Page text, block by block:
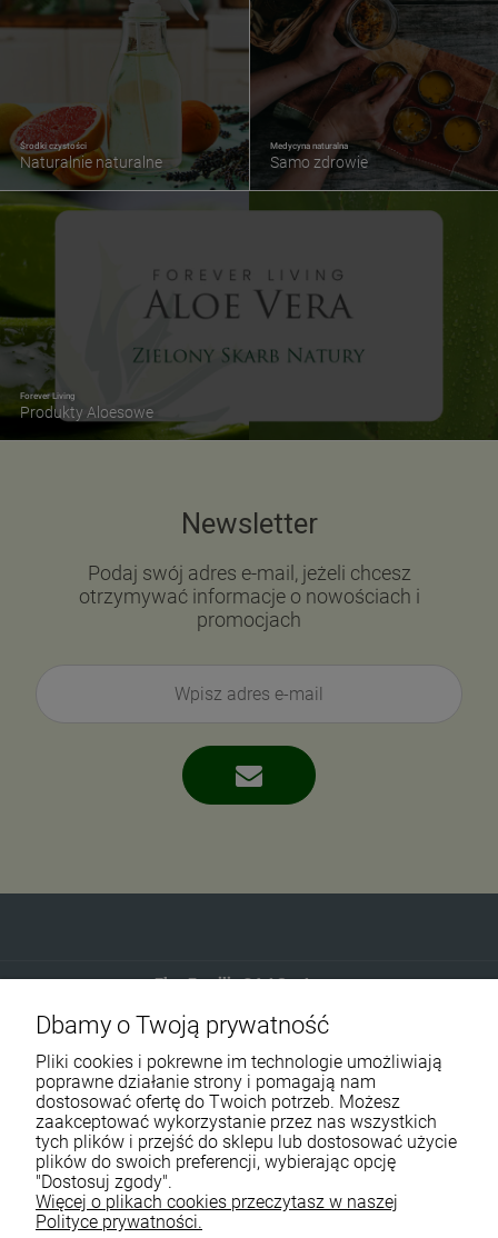
Forever Living
Produkty Aloesowe
Środki czystości
Naturalnie naturalne
Medycyna naturalna
Samo zdrowie
Newsletter
Podaj swój adres e-mail, jeżeli chcesz
otrzymywać informacje o nowościach i
promocjach
Eko-Familia GAJ Sp.Jawna
Gdańska 60
90-616 Łódź
790 727 174
sklep@eko-familia.pl
Informacje o sklepie
Zasubskrybuj nasz newsletter
Dbamy o Twoją prywatność
Pliki cookies i pokrewne im technologie umożliwiają
poprawne działanie strony i pomagają nam
dostosować ofertę do Twoich potrzeb. Możesz
zaakceptować wykorzystanie przez nas wszystkich
tych plików i przejść do sklepu lub dostosować użycie
plików do swoich preferencji, wybierając opcję
"Dostosuj zgody".
Więcej o plikach cookies przeczytasz w naszej
Polityce prywatności.